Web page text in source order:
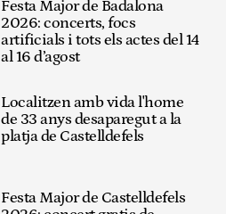
Festa Major de Badalona
2026: concerts, focs
artificials i tots els actes del 14
al 16 d’agost
Localitzen amb vida l'home
de 33 anys desaparegut a la
platja de Castelldefels
Festa Major de Castelldefels